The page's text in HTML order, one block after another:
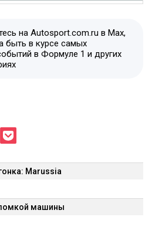
на Autosport.com.ru в Max,
быть в курсе самых
в Формуле 1 и других
Marussia
машины